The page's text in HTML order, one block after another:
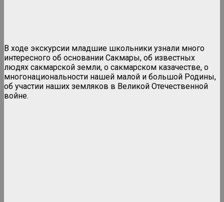
В ходе экскурсии младшие школьники узнали много
интересного об основании Сакмары, об известных
людях сакмарской земли, о сакмарском казачестве, о
многонациональности нашей малой и большой Родины,
об участии наших земляков в Великой Отечественной
войне.